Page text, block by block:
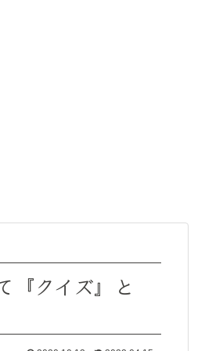
『クイズ』と